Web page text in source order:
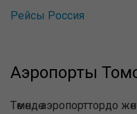
Рейсы Россия
Аэропорты
Төмөндө аэропорттордо